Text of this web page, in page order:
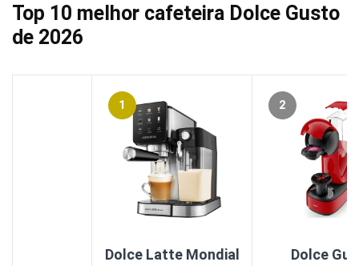
Top 10 melhor cafeteira Dolce Gusto
de 2026
1
Dolce Latte Mondial
2
Dolce